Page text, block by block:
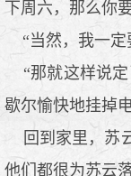
下周六，那么你
“当然，我一定
“那就这样说
歇尔愉快地挂掉电
回到家里，苏
他们都很为苏云